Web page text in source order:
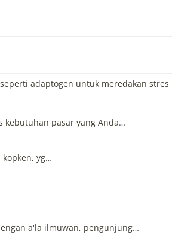
adaptogen untuk meredakan stres
kebutuhan pasar yang Anda…
yg…
a'la ilmuwan, pengunjung…